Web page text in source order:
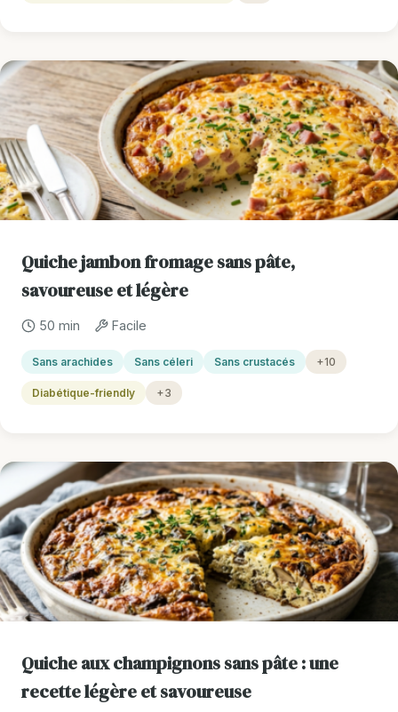
Quiche jambon fromage sans pâte,
savoureuse et légère
50 min Facile
Sans arachides Sans céleri Sans crustacés +10
Diabétique-friendly +3
Quiche aux champignons sans pâte : une
recette légère et savoureuse